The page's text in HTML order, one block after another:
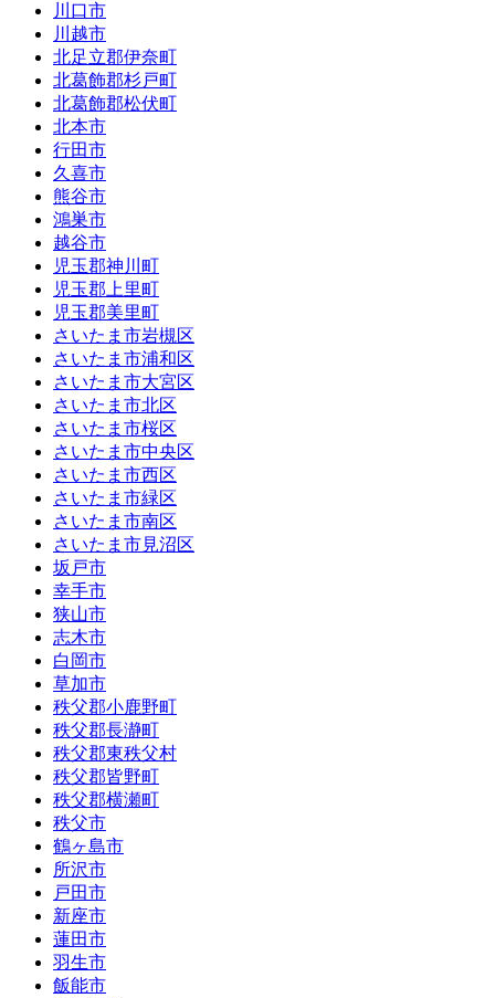
川口市
川越市
北足立郡伊奈町
北葛飾郡杉戸町
北葛飾郡松伏町
北本市
行田市
久喜市
熊谷市
鴻巣市
越谷市
児玉郡神川町
児玉郡上里町
児玉郡美里町
さいたま市岩槻区
さいたま市浦和区
さいたま市大宮区
さいたま市北区
さいたま市桜区
さいたま市中央区
さいたま市西区
さいたま市緑区
さいたま市南区
さいたま市見沼区
坂戸市
幸手市
狭山市
志木市
白岡市
草加市
秩父郡小鹿野町
秩父郡長瀞町
秩父郡東秩父村
秩父郡皆野町
秩父郡横瀬町
秩父市
鶴ヶ島市
所沢市
戸田市
新座市
蓮田市
羽生市
飯能市